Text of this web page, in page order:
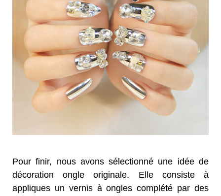
Pour finir, nous avons sélectionné une idée de
décoration ongle originale. Elle consiste à
appliques un vernis à ongles complété par des